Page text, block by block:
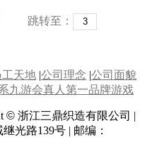
跳转至：
工天地 |公司理念 |公司面貌
九游会真人第一品牌游戏
© 浙江三鼎织造有限公司 |
光路139号 | 邮编：